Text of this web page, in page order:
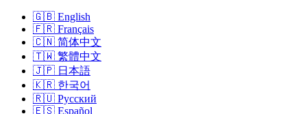
🇬🇧 English
🇫🇷 Français
🇨🇳 简体中文
🇹🇼 繁體中文
🇯🇵 日本語
🇰🇷 한국어
🇷🇺 Русский
🇪🇸 Español